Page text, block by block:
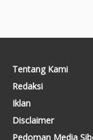
Tentang Kami
Redaksi
Iklan
Disclaimer
Pedoman Media